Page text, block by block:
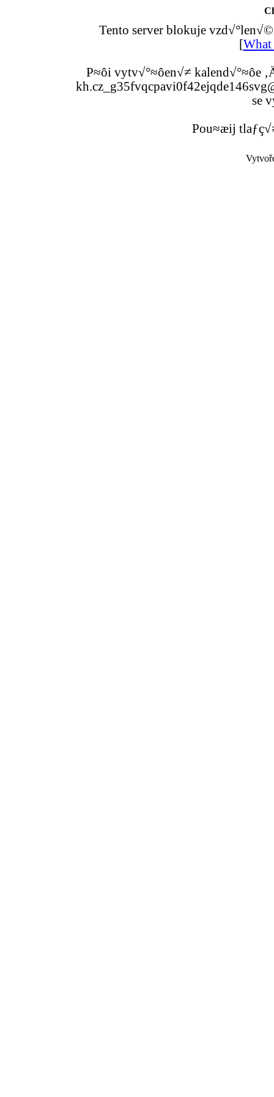
Tento server blokuje
[What
P≈ôi vytv√°≈ôen√≠ kalend√°≈ôe
se
Pou≈æij